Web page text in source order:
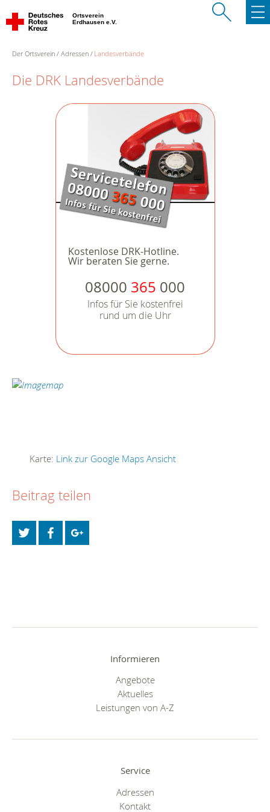
Ortsverein
Erdhausen e.V.
Der Ortsverein Adressen Landesverbände
Die DRK Landesverbände
Kostenlose DRK-Hotline.
Wir beraten Sie gerne.
08000 365 000
Infos für Sie kostenfrei
rund um die Uhr
Karte: Link zur Google Maps Ansicht
Beitrag teilen
Informieren
Angebote
Aktuelles
Leistungen von A-Z
Service
Adressen
Kontakt